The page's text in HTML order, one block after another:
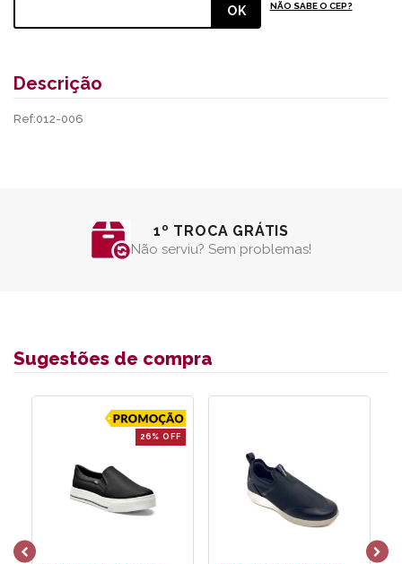
NÃO SABE O CEP?
Descrição
Ref:012-006
1º TROCA GRÁTIS
Não serviu? Sem problemas!
Sugestões de compra
26% OFF